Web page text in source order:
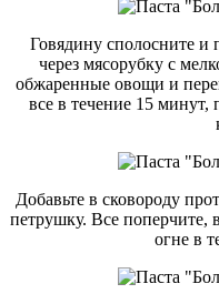
Говядину сполосните и
через мясорубку с
обжаренные овощи и
все в течение 15 минут,
Добавьте в сковороду
петрушку. Все поперчите,
огне в